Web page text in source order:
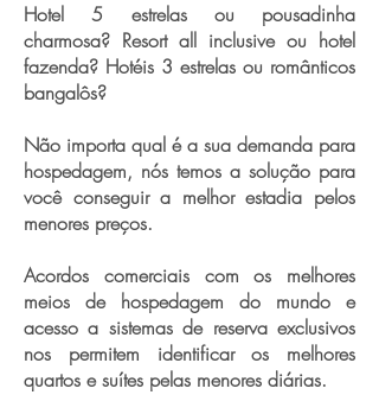
Hotel 5 estrelas ou pousadinha
charmosa? Resort all inclusive ou hotel
fazenda? Hotéis 3 estrelas ou românticos
bangalôs?
Não importa qual é a sua demanda para
hospedagem, nós temos a solução para
você conseguir a melhor estadia pelos
menores preços.
Acordos comerciais com os melhores
meios de hospedagem do mundo e
acesso a sistemas de reserva exclusivos
nos permitem identificar os melhores
quartos e suítes pelas menores diárias.